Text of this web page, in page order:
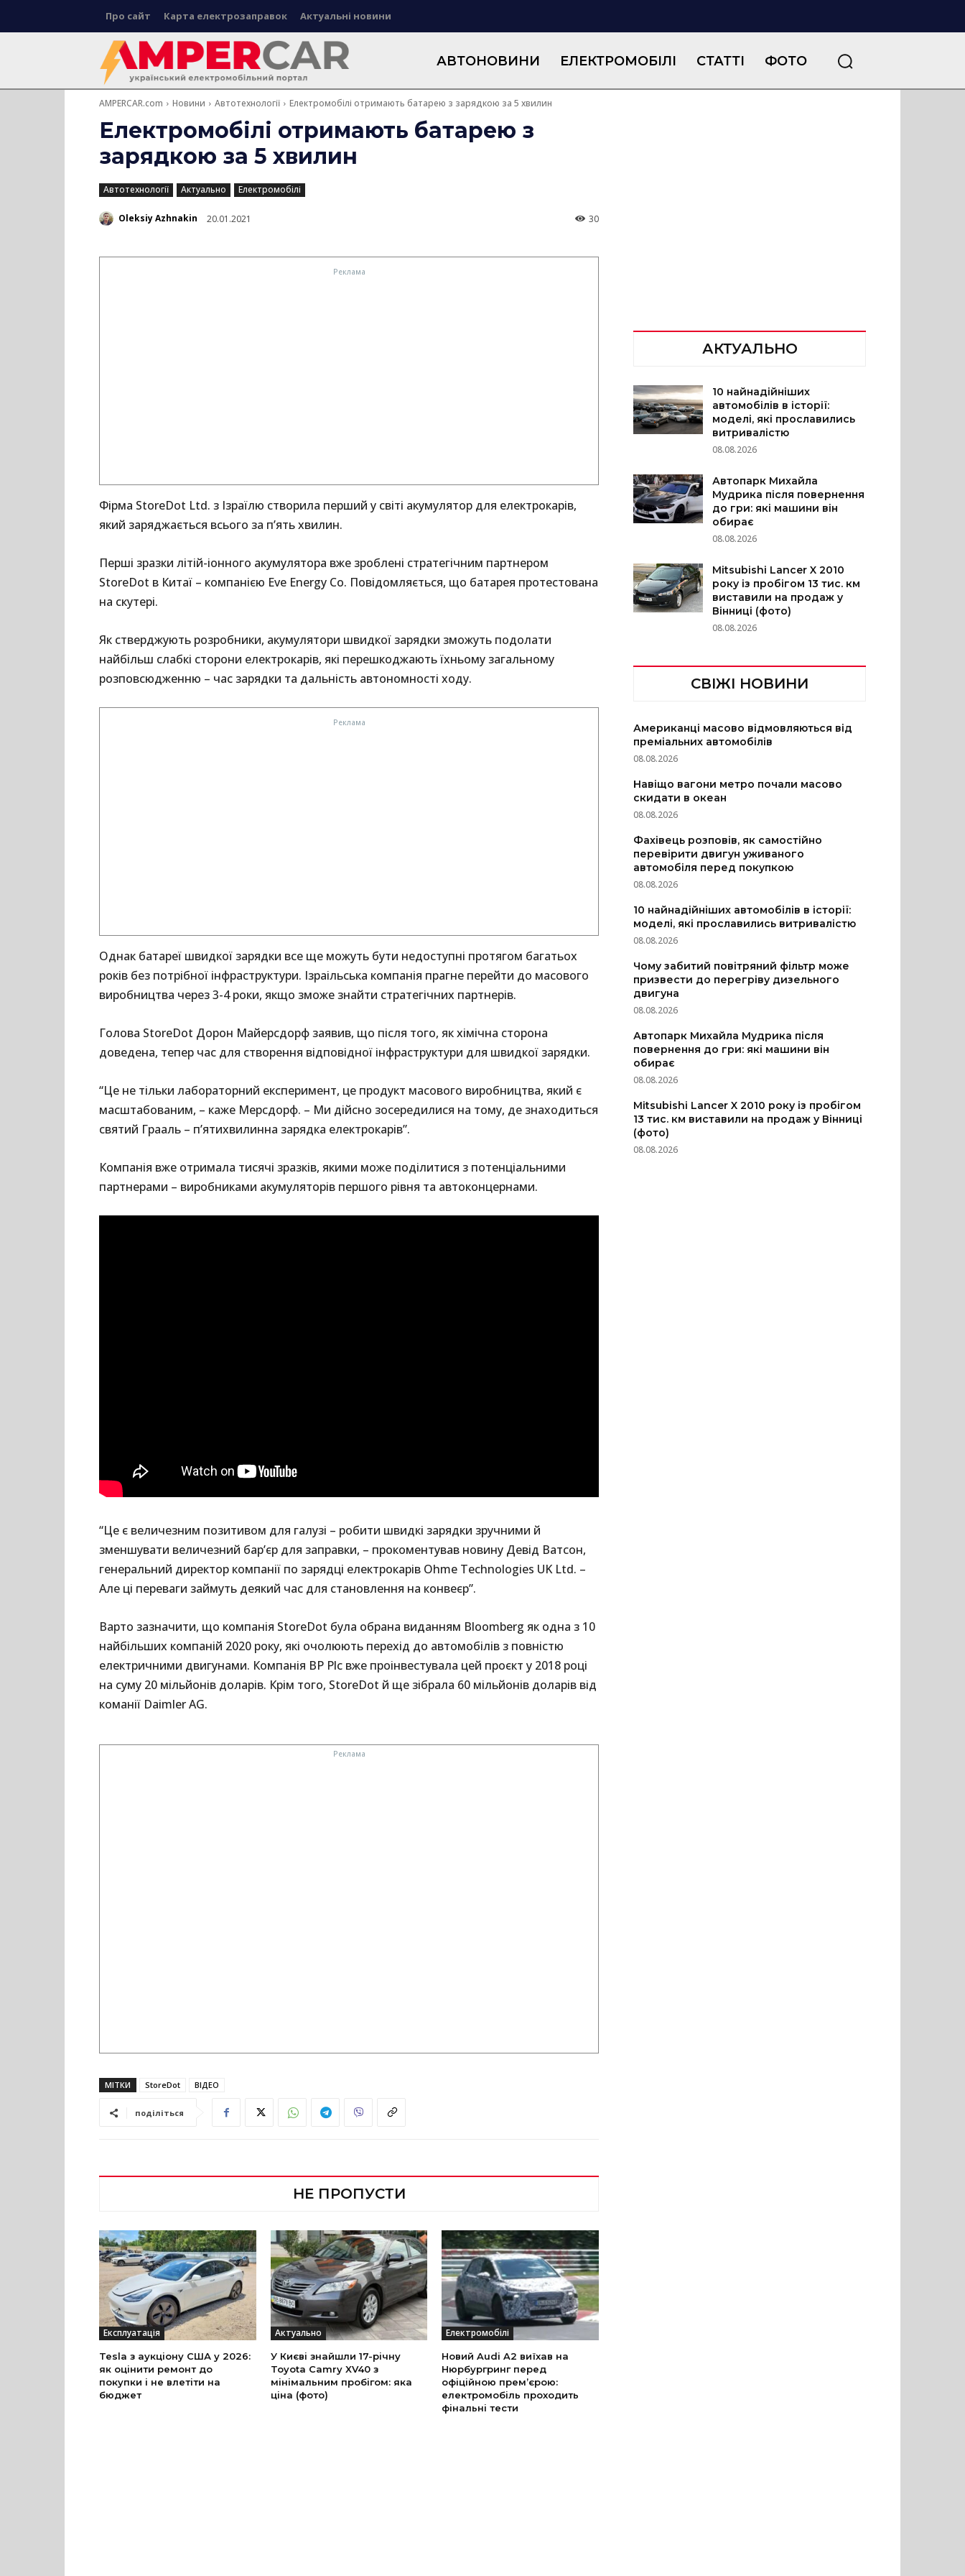
Про сайт Карта електрозаправок Актуальні новини
АВТОНОВИНИ ЕЛЕКТРОМОБІЛІ СТАТТІ ФОТО
AMPERCAR.com Новини Автотехнології Електромобілі отримають батарею з зарядкою за 5 хвилин
Електромобілі отримають батарею з
зарядкою за 5 хвилин
Автотехнології Актуально Електромобілі
Oleksiy Azhnakin 20.01.2021 30
Фірма StoreDot Ltd. з Ізраїлю створила перший у світі акумулятор для електрокарів,
який заряджається всього за п’ять хвилин.
Перші зразки літій-іонного акумулятора вже зроблені стратегічним партнером
StoreDot в Китаї – компанією Eve Energy Co. Повідомляється, що батарея протестована
на скутері.
Як стверджують розробники, акумулятори швидкої зарядки зможуть подолати
найбільш слабкі сторони електрокарів, які перешкоджають їхньому загальному
розповсюдженню – час зарядки та дальність автономності ходу.
Однак батареї швидкої зарядки все ще можуть бути недоступні протягом багатьох
років без потрібної інфраструктури. Ізраільська компанія прагне перейти до масового
виробництва через 3-4 роки, якщо зможе знайти стратегічних партнерів.
Голова StoreDot Дорон Майерсдорф заявив, що після того, як хімічна сторона
доведена, тепер час для створення відповідної інфраструктури для швидкої зарядки.
“Це не тільки лабораторний експеримент, це продукт масового виробництва, який є
масштабованим, – каже Мерсдорф. – Ми дійсно зосередилися на тому, де знаходиться
святий Грааль – п’ятихвилинна зарядка електрокарів”.
Компанія вже отримала тисячі зразків, якими може поділитися з потенціальними
партнерами – виробниками акумуляторів першого рівня та автоконцернами.
“Це є величезним позитивом для галузі – робити швидкі зарядки зручними й
зменшувати величезний бар’єр для заправки, – прокоментував новину Девід Ватсон,
генеральний директор компанії по зарядці електрокарів Ohme Technologies UK Ltd. –
Але ці переваги займуть деякий час для становлення на конвеєр”.
Варто зазначити, що компанія StoreDot була обрана виданням Bloomberg як одна з 10
найбільших компаній 2020 року, які очолюють перехід до автомобілів з повністю
електричними двигунами. Компанія BP Plc вже проінвестувала цей проєкт у 2018 році
на суму 20 мільйонів доларів. Крім того, StoreDot й ще зібрала 60 мільйонів доларів від
команії Daimler AG.
МІТКИ StoreDot ВІДЕО
поділіться
НЕ ПРОПУСТИ
Експлуатація
Tesla з аукціону США у 2026:
як оцінити ремонт до
покупки і не влетіти на
бюджет
Актуально
У Києві знайшли 17-річну
Toyota Camry XV40 з
мінімальним пробігом: яка
ціна (фото)
Електромобілі
Новий Audi A2 виїхав на
Нюрбургринг перед
офіційною прем’єрою:
електромобіль проходить
фінальні тести
АКТУАЛЬНО
10 найнадійніших
автомобілів в історії:
моделі, які прославились
витривалістю
08.08.2026
Автопарк Михайла
Мудрика після повернення
до гри: які машини він
обирає
08.08.2026
Mitsubishi Lancer X 2010
року із пробігом 13 тис. км
виставили на продаж у
Вінниці (фото)
08.08.2026
СВІЖІ НОВИНИ
Американці масово відмовляються від
преміальних автомобілів
08.08.2026
Навіщо вагони метро почали масово
скидати в океан
08.08.2026
Фахівець розповів, як самостійно
перевірити двигун уживаного
автомобіля перед покупкою
08.08.2026
10 найнадійніших автомобілів в історії:
моделі, які прославились витривалістю
08.08.2026
Чому забитий повітряний фільтр може
призвести до перегріву дизельного
двигуна
08.08.2026
Автопарк Михайла Мудрика після
повернення до гри: які машини він
обирає
08.08.2026
Mitsubishi Lancer X 2010 року із пробігом
13 тис. км виставили на продаж у Вінниці
(фото)
08.08.2026